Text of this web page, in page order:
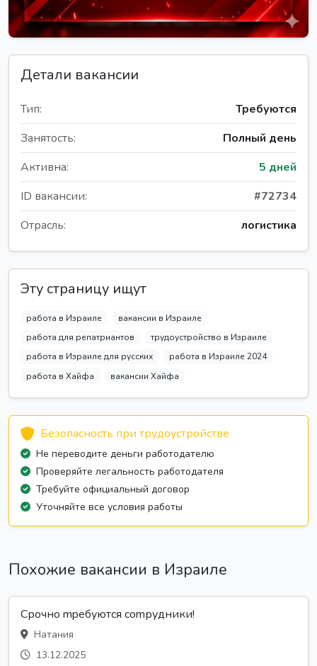
Детали вакансии
Тип:
Требуются
Занятость:
Полный день
Активна:
5 дней
ID вакансии:
#72734
Отрасль:
логистика
Эту страницу ищут
работа в Израиле
вакансии в Израиле
работа для репатриантов
трудоустройство в Израиле
работа в Израиле для русских
работа в Израиле 2024
работа в Хайфа
вакансии Хайфа
Безопасность при трудоустройстве
Не переводите деньги работодателю
Проверяйте легальность работодателя
Требуйте официальный договор
Уточняйте все условия работы
Похожие вакансии в Израиле
Срочно mpeбуются соmрудники!
Натания
13.12.2025